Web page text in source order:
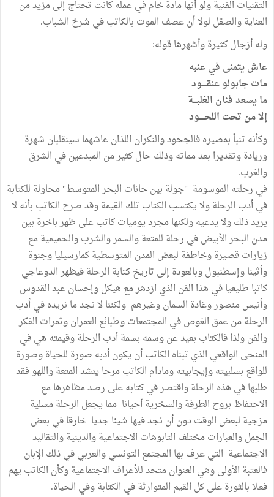
التقنيات الفنية ولو أنها مادة خام في عمله كانت تحتاج إلى مزيد من
العناية والصقل لولا أن عصف الموت بالكاتب في شرخ الشباب.
وله أزجال كثيرة وأشهرها قوله:
عاش يتمنى في عنبه
مات جابولو عنقــــود
ما يسعد فنان الغلبـــة
إلا من تحت اللحــــود
وكأنه تنبأ بمصيره فالجحود والنكران اللذان عاشهما سينقلبان شهرة
وريادة وتقديرا بعد مماته وذلك حال كثير من المبدعين في الشرق
والغرب.
في رحلته الموسومة "جولة بين حانات البحر المتوسط" محاولة للكتابة
في أدب الرحلة ولا يكتسب الكتاب تلك القيمة وقد صرح الكاتب بأنه لا
يريد ذلك ولا يدعيه ولكنها مجرد يوميات كاتب على ظهر باخرة بين
مدن البحر الأبيض في رحلة للمتعة والسمر والشرب والحميمية مع
زيارات قصيرة وخاطفة لبعض المدن المتوسطية كمارسيليا وجنوة
وأثينا وإسطنبول وبالعودة إلى تاريخ كتابة الرحلة فيظهر الدوعاجي
كاتبا طليعيا في هذا الفن الذي ازدهر مع هيكل وإحسان عبد القدوس
وأنيس منصور وغادة السمان وغيرهم ولكننا لا نجد ما نريده في أدب
الرحلة من عمق الغوص في المجتمعات وطبائع العمران وثمرات الفكر
والفن ولذا فالكتاب بعيد عن وسمه بسمة أدب الرحلة وقيمته هي في
المنحى الواقعي الذي تبناه الكاتب أن يكون أدبه صورة للحياة وصورة
للواقع بسلبيته وإيجابيته ومادام الكاتب مرحا ينشد المتعة واللهو فقد
طلبها في هذه الرحلة واقتصر في كتابه على رصد مظاهرها مع
الاحتفاظ بروح الطرفة والسخرية أحيانا مما يجعل الرحلة مسلية
مزجية لبعض الوقت دون أن نجد فيها شيئا جديا خارقا في بعض
الجمل والعبارات مختلف التابوهات الاجتماعية والدينية والتقاليد
الاجتماعية التي عرف بها المجتمع التونسي والعربي في ذلك الإبان
فالعتبة الأولى وهي العنوان متحد للأعراف الاجتماعية وكأن الكاتب يهم
فعلا بالثورة على كل القيم المتوارثة في الكتابة وفي الحياة.